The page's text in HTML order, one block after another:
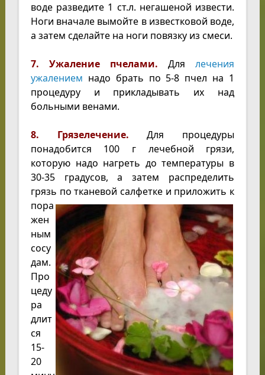
воде разведите 1 ст.л. негашеной извести.
Ноги вначале вымойте в известковой воде,
а затем сделайте на ноги повязку из смеси.
7. Ужаление пчелами. Длялечения
ужалением надо брать по 5-8 пчел на 1
процедуру и прикладывать их над
больными венами.
8. Грязелечение.
Для процедуры
понадобится 100 г лечебной грязи,
которую надо нагреть до температуры в
30-35 градусов, а затем распределить
грязь по тканевой салфетке и приложить к
пора
жен
ным
сосу
дам.
Про
цеду
ра
длит
ся
15-
20